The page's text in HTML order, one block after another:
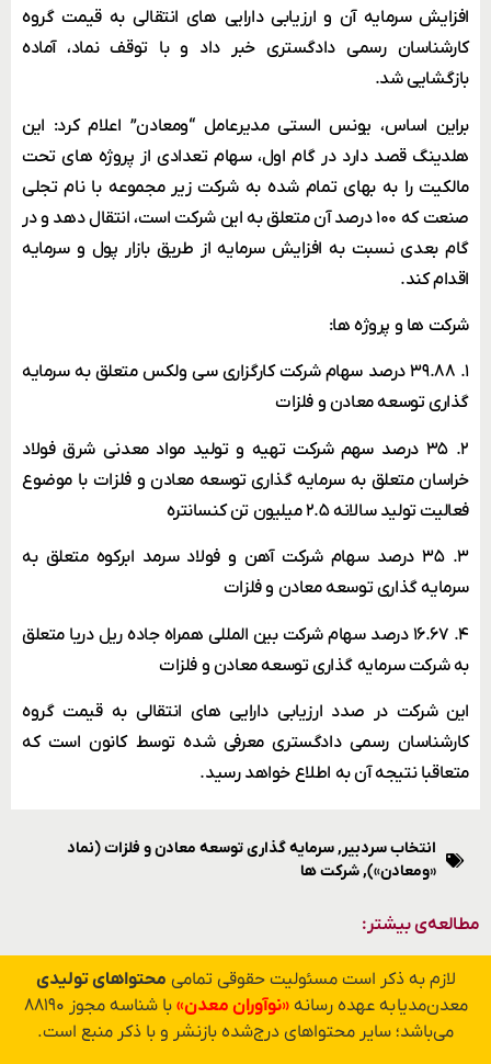
افزایش سرمایه آن و ارزیابی دارایی های انتقالی به قیمت گروه
کارشناسان رسمی دادگستری خبر داد و با توقف نماد، آماده
بازگشایی شد.
براین اساس، یونس الستی مدیرعامل “ومعادن” اعلام کرد: این
هلدینگ قصد دارد در گام اول، سهام تعدادی از پروژه های تحت
مالکیت را به بهای تمام شده به شرکت زیر مجموعه با نام تجلی
صنعت که ۱۰۰ درصد آن متعلق به این شرکت است، انتقال دهد و در
گام بعدی نسبت به افزایش سرمایه از طریق بازار پول و سرمایه
اقدام کند.
شرکت ها و پروژه ها:
۱. ۳۹.۸۸ درصد سهام شرکت کارگزاری سی ولکس متعلق به سرمایه
گذاری توسعه معادن و فلزات
۲. ۳۵ درصد سهم شرکت تهیه و تولید مواد معدنی شرق فولاد
خراسان متعلق به سرمایه گذاری توسعه معادن و فلزات با موضوع
فعالیت تولید سالانه ۲.۵ میلیون تن کنسانتره
۳. ۳۵ درصد سهام شرکت آهن و فولاد سرمد ابرکوه متعلق به
سرمایه گذاری توسعه معادن و فلزات
۴. ۱۶.۶۷ درصد سهام شرکت بین المللی همراه جاده ریل دریا متعلق
به شرکت سرمایه گذاری توسعه معادن و فلزات
این شرکت در صدد ارزیابی دارایی های انتقالی به قیمت گروه
کارشناسان رسمی دادگستری معرفی شده توسط کانون است که
متعاقبا نتیجه آن به اطلاع خواهد رسید.
انتخاب سردبیر,سرمایه گذاری توسعه معادن و فلزات (نماد
«ومعادن»),شرکت ها
مطالعه‌ی بیشتر:
لازم به ذکر است مسئولیت حقوقی تمامی محتواهای تولیدی
معدن‌مدیا به عهده رسانه«نوآوران معدن»
با شناسه مجوز ۸۸۱۹۰
می‌باشد؛ سایر محتواهای درج‌شده بازنشر و با ذکر منبع است.